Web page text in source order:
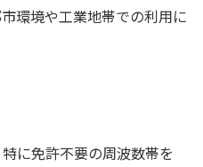
環境や工業地帯での利用に
に免許不要の周波数帯を